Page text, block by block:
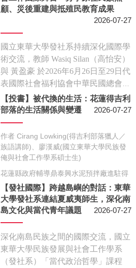
顧、災後重建與抵殖民教育成果
2026-07-27
國立東華大學發社系持續深化國際學
術交流，教師Wasiq Silan （高怡安）
與黃盈豪 於2026年6月26日至29日代
表國際社會福利協會中華民國總會
（ICSW Taiwan）赴肯亞奈洛比，參
與「世界社會工作、教育與社會發展
灣在原住民族照顧、災後重建及抵殖
民社會工作教育等領域的研究與實踐
成果，向國際展現臺灣社會工作的多
元經驗與原住民族觀點。
【投書】被代換的生活：花蓮得吉利
部落的生活關係與變遷
2026-07-27
作者 Cirang Lowking(得吉利部落獵人／
族語講師)、廖漢威(國立東華大學民族發
俺與社會工作學系碩士生)
花蓮縣政府輔導鼎泰興水泥預拌廠進駐得
吉利部落，將兩塊原保地變更為乙種工業
用地，並於 2023 年核發使用執照，使廠
商得以營運。其中，並未經過部落的知情
同意。
地圖看起來還是一樣，然而在族人、國家
或企業眼中，這片空間卻呈現出不同的關
心、理解與活動傾向。
【發社國際】跨越島嶼的對話：東華
大學發社系連結夏威夷師生，深化南
島文化與當代青年議題
2026-07-27
深化南島民族之間的國際交流，國立
東華大學民族發展與社會工作學系
（發社系）「當代政治哲學」課程